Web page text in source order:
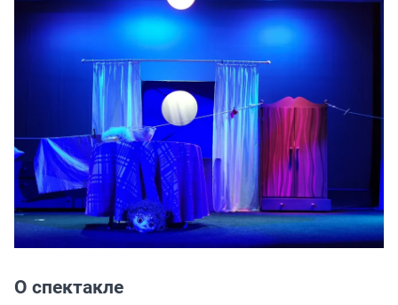
О спектакле